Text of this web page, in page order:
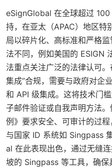
eSignGlobal 在全球超过
持，在亚太（APAC）地区特
局以碎片化、高标准和严格
法不同，例如美国的 ESIGN
法重点关注广泛的法律认可
集成”合规，需要与政府对企
和 API 级集成。这将技术门
子邮件验证或自我声明方法
例》要求安全、可审计的过
与国家 ID 系统如 Singpass
al 在此表现出色，通过无缝
坡的 Singpass 等工具，确保